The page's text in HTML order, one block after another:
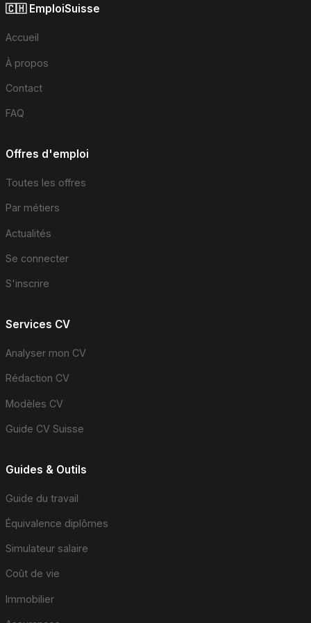
🇨🇭 EmploiSuisse
Accueil
À propos
Contact
FAQ
Offres d'emploi
Toutes les offres
Par métiers
Actualités
Se connecter
S'inscrire
Services CV
Analyser mon CV
Rédaction CV
Modèles CV
Guide CV Suisse
Guides & Outils
Guide du travail
Équivalence diplômes
Simulateur salaire
Coût de vie
Immobilier